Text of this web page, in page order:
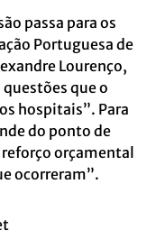
passa para os
Portuguesa de
Lourenço,
que o
hospitais”. Para
do ponto de
orçamental
ocorreram”.